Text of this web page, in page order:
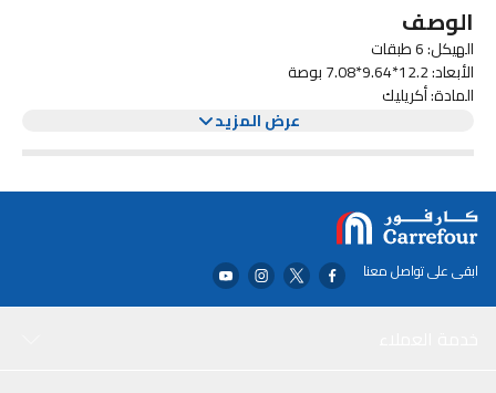
الوصف
الهيكل: 6 طبقات
الأبعاد: 12.2*9.64*7.08 بوصة
المادة: أكريليك
عرض المزيد
ابقى على تواصل معنا